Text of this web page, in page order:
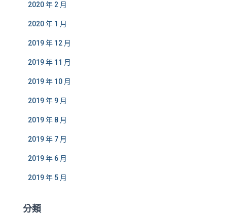
2020 年 2 月
2020 年 1 月
2019 年 12 月
2019 年 11 月
2019 年 10 月
2019 年 9 月
2019 年 8 月
2019 年 7 月
2019 年 6 月
2019 年 5 月
分類